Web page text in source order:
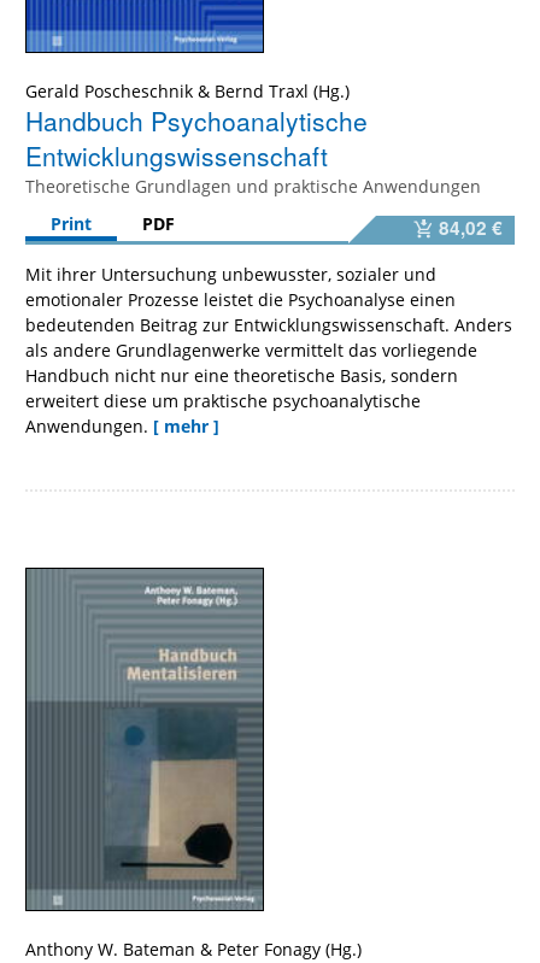
Gerald Poscheschnik & Bernd Traxl
Handbuch Psychoanalytische
Entwicklungswissenschaft
Theoretische Grundlagen und praktische Anwendungen
Print
PDF 84,02 €
Mit ihrer Untersuchung unbewusster, sozialer und
emotionaler Prozesse leistet die Psychoanalyse einen
bedeutenden Beitrag zur Entwicklungswissenschaft. Anders
als andere Grundlagenwerke vermittelt das vorliegende
Handbuch nicht nur eine theoretische Basis, sondern
erweitert diese um praktische psychoanalytische
Anwendungen. [ mehr ]
Anthony W. Bateman & Peter Fonagy